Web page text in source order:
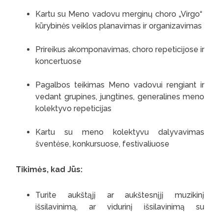
Kartu su Meno vadovu merginų choro „Virgo“
kūrybinės veiklos planavimas ir organizavimas
Prireikus akomponavimas, choro repeticijose ir
koncertuose
Pagalbos teikimas Meno vadovui rengiant ir
vedant grupines, jungtines, generalines meno
kolektyvo repeticijas
Kartu su meno kolektyvu dalyvavimas
šventėse, konkursuose, festivaliuose
Tikimės, kad Jūs:
Turite aukštąjį ar aukštesnįjį muzikinį
išsilavinimą, ar vidurinį išsilavinimą su